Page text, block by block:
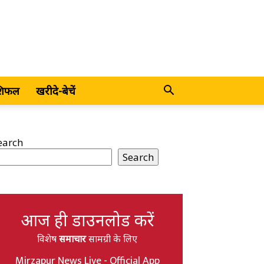
खरीदे-बेचें
Search
आज ही डाउनलोड करें
विशेषसमाचारसामग्री के लिए